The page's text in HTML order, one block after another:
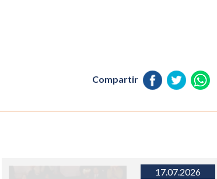
Compartir
17.07.2026